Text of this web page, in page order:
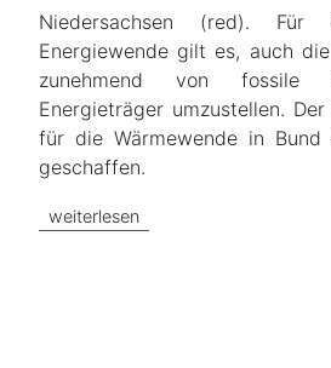
Niedersachsen (red). Für
Energiewende gilt es, auch
zunehmend von fossile
Energieträger umzustellen.
für die Wärmewende in
geschaffen.
weiterlesen